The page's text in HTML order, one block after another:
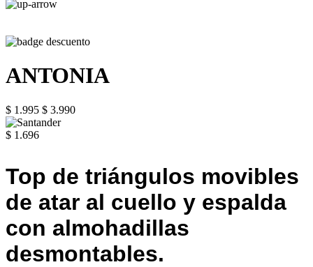
ANTONIA
$ 1.995 $ 3.990
$ 1.696
Top de triángulos movibles
de atar al cuello y espalda
con almohadillas
desmontables.